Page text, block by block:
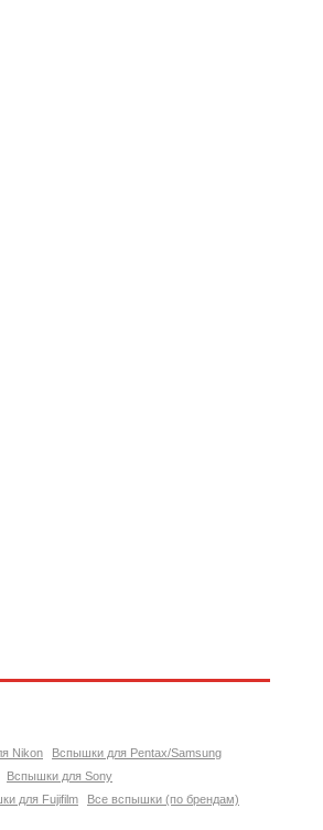
Nikon
Вспышки для Pentax/Samsung
Вспышки для Sony
для Fujifilm
Все вспышки (по брендам)